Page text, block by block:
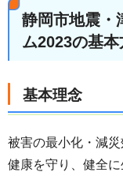
静岡市地震・
ム2023の基本
基本理念
被害の最小化・減
健康を守り、健全